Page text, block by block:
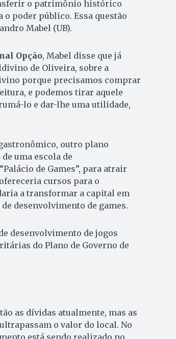
o patrimônio histórico
o poder público. Essa questão
Mabel (UB).
Opção, Mabel disse que já
de Oliveira, sobre a
porque precisamos comprar
e podemos tirar aquele
lo e dar-lhe uma utilidade,
outro plano
uma escola de
de Games”, para atrair
cursos para o
a transformar a capital em
desenvolvimento de games.
desenvolvimento de jogos
do Plano de Governo de
as dívidas atualmente, mas as
o valor do local. No
está sendo realizado no